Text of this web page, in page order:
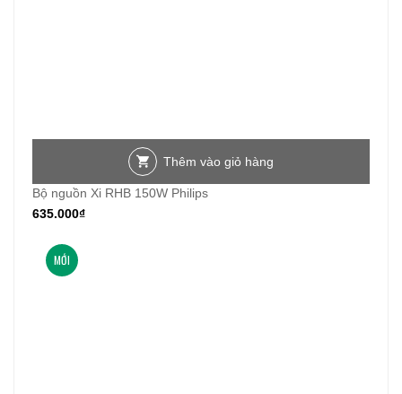
Thêm vào giỏ hàng
Bộ nguồn Xi RHB 150W Philips
635.000₫
MỚI